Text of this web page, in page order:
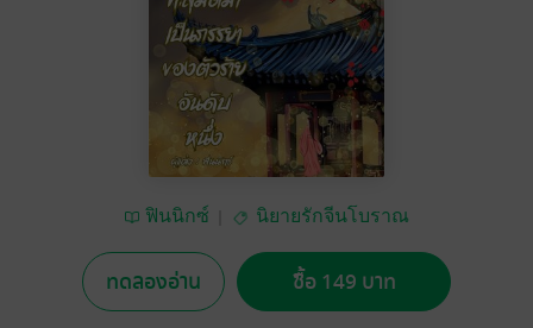
ฟินนิกซ์ นิยายรักจีนโบราณ
ทดลองอ่าน ซื้อ 149 บาท